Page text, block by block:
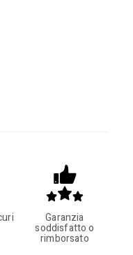
Garanzia
soddisfatto o
rimborsato